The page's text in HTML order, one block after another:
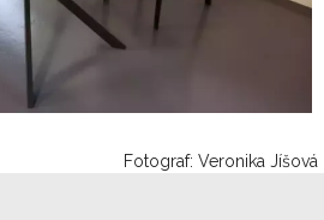
Fotograf: Veronika Jíšová